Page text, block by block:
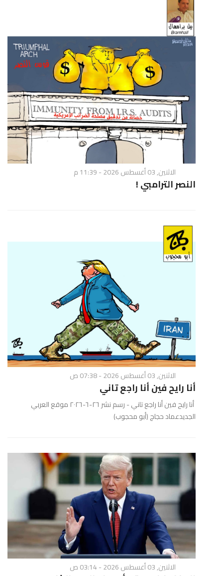
الاثنين, 03 أغسطس 2026 - 11:39 م
النصر الترامبي !
الاثنين, 03 أغسطس 2026 - 07:38 ص
أنا رايح فين أنا راجع تاني
أنا رايح فين أنا راجع تاني - رسم نشر ٢٦-٦-٢٠٢٦ موقع العربي
الجديدعماد حجاج (أبو محجوب)
الاثنين, 03 أغسطس 2026 - 03:14 ص